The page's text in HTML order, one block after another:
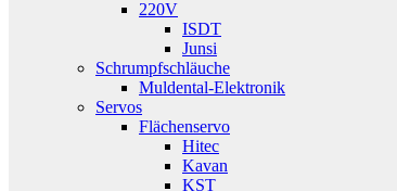
220V
ISDT
Junsi
Schrumpfschläuche
Muldental-Elektronik
Servos
Flächenservo
Hitec
Kavan
KST